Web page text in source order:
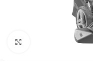
Click to enlarge